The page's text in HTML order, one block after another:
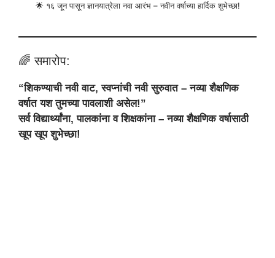
🌟 १६ जून पासून ज्ञानयात्रेला नवा आरंभ – नवीन वर्षाच्या हार्दिक शुभेच्छा!
🌈 समारोप:
“शिकण्याची नवी वाट, स्वप्नांची नवी सुरुवात – नव्या शैक्षणिक
वर्षात यश तुमच्या पावलाशी असेल!”
सर्व विद्यार्थ्यांना, पालकांना व शिक्षकांना – नव्या शैक्षणिक वर्षासाठी
खूप खूप शुभेच्छा!